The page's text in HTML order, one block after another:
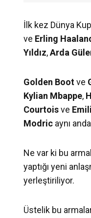
İlk kez Dünya
ve Erling
Yıldız,Arda
Golden Bootve
Kylian Mbappe,
Courtoisve
Modric aynı
Ne var ki bu
yaptığı yeni
yerleştiriliyor.
Üstelik bu